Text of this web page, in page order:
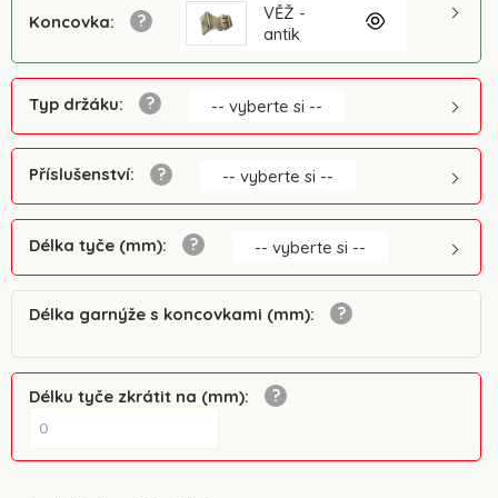
Koncovka:
VĚŽ -
antik
Typ držáku: -- vyberte si --
Příslušenství: -- vyberte si --
Délka tyče (mm): -- vyberte si --
Délka garnýže s koncovkami (mm):
Délku tyče zkrátit na (mm):